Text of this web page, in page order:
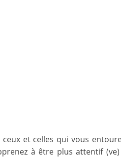
et celles qui vous
à être plus attentif (ve)